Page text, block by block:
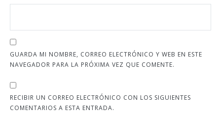
GUARDA MI NOMBRE, CORREO ELECTRÓNICO Y WEB EN ESTE
NAVEGADOR PARA LA PRÓXIMA VEZ QUE COMENTE.
RECIBIR UN CORREO ELECTRÓNICO CON LOS SIGUIENTES
COMENTARIOS A ESTA ENTRADA.